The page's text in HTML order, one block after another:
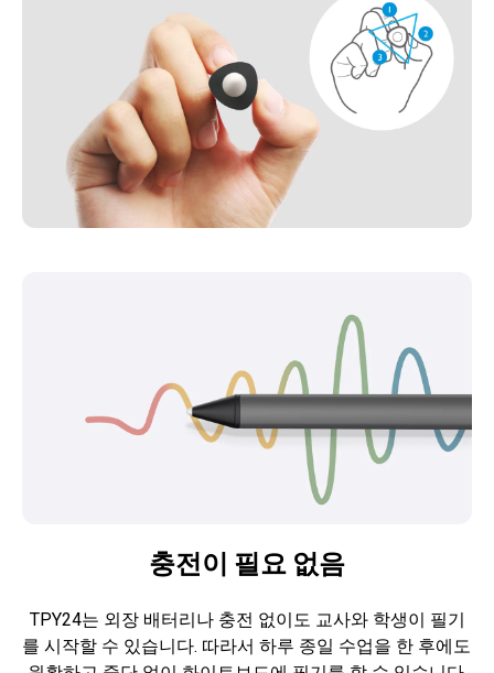
충전이 필요 없음
TPY24는 외장 배터리나 충전 없이도 교사와 학생이 필기
를 시작할 수 있습니다. 따라서 하루 종일 수업을 한 후에도